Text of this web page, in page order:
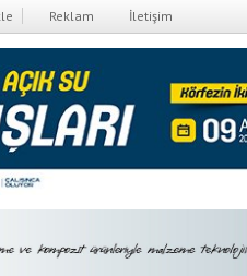
Reklam İletişim